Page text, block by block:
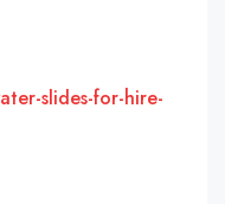
slides-for-hire-